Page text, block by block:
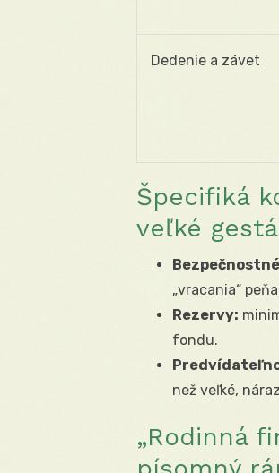
Dedenie a závet
Špecifiká
veľké gestá
„vracania“
Rezervy:
fondu.
než veľké,
„Rodinná